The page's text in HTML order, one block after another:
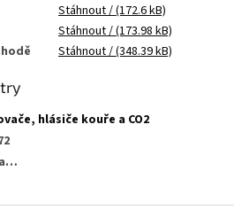
Stáhnout/ (172.6 kB)
Stáhnout/ (173.98 kB)
Stáhnout/ (348.39 kB)
hlásiče kouře a CO2